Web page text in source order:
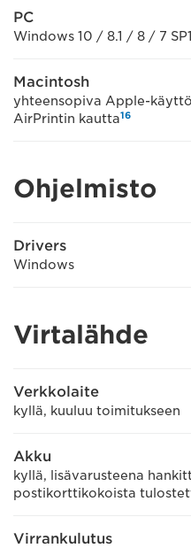
PC
Windows 10 / 8.1 / 8 / 7 SP1
Macintosh
yhteensopiva Apple-
AirPrintin kautta16
Ohjelmisto
Drivers
Windows
Virtalähde
Verkkolaite
kyllä, kuuluu toimitukseen
Akku
kyllä, lisävarusteena
postikorttikokoista
Virrankulutus